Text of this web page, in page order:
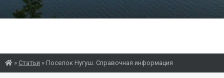
» Статьи » Поселок Нугуш. Справочная информация